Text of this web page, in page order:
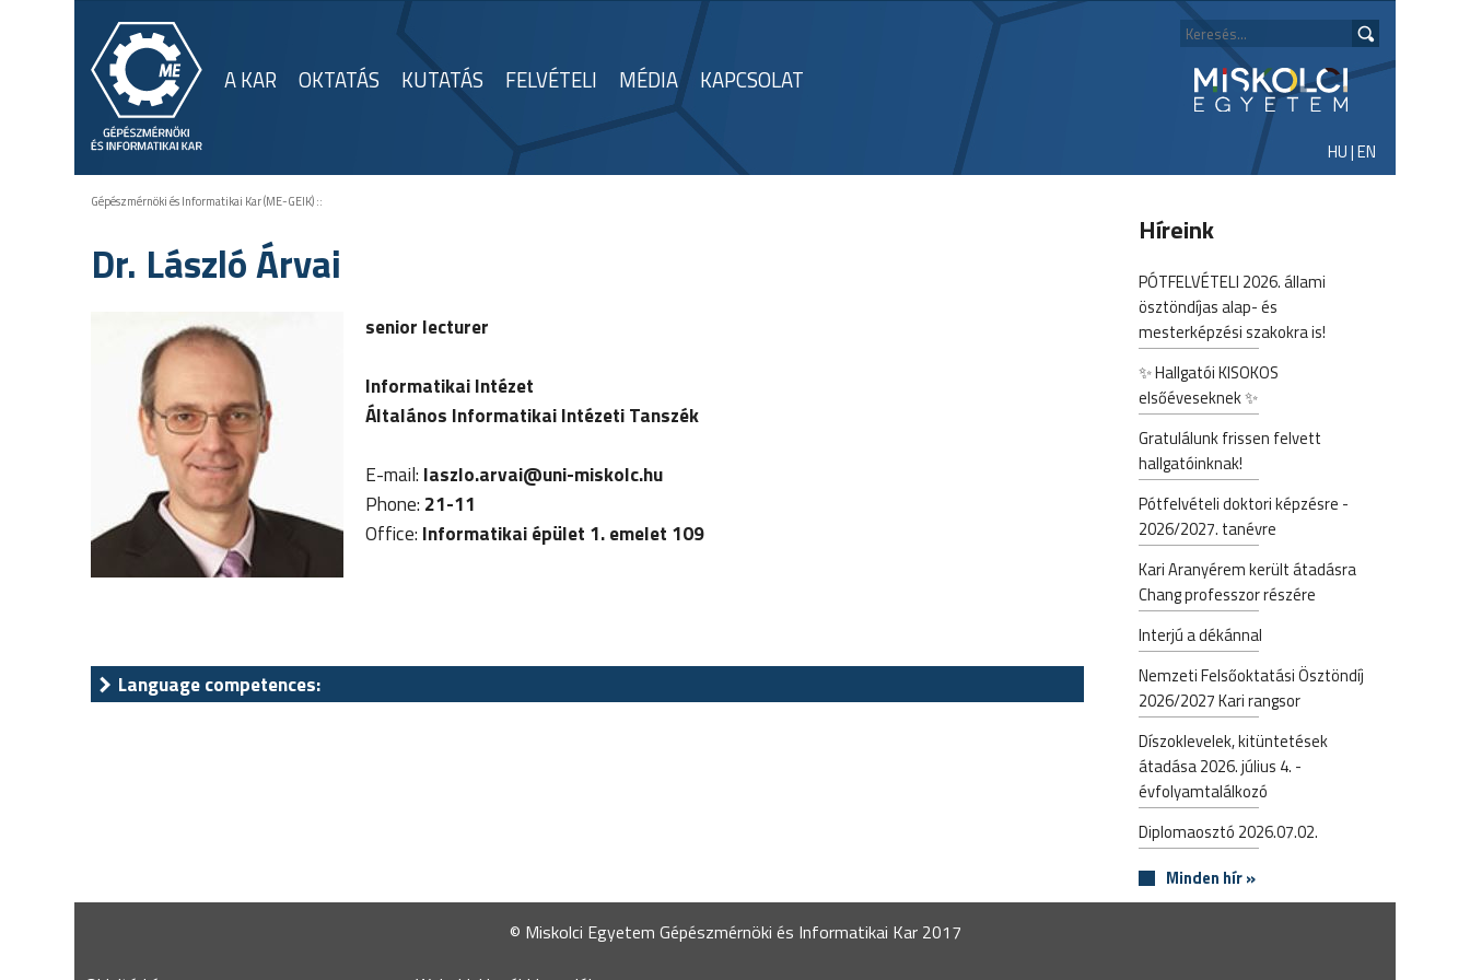
A KAR OKTATÁS KUTATÁS FELVÉTELI MÉDIA KAPCSOLAT
HU|EN
Gépészmérnöki és Informatikai Kar (ME-GEIK)::
Dr. László Árvai
senior lecturer
Informatikai Intézet
Általános Informatikai Intézeti Tanszék
E-mail: laszlo.arvai@uni-miskolc.hu
Phone: 21-11
Office: Informatikai épület 1. emelet 109
Language competences:
Híreink
PÓTFELVÉTELI 2026. állami
ösztöndíjas alap- és
mesterképzési szakokra is!
✨ Hallgatói KISOKOS
elsőéveseknek ✨
Gratulálunk frissen felvett
hallgatóinknak!
Pótfelvételi doktori képzésre -
2026/2027. tanévre
Kari Aranyérem került átadásra
Chang professzor részére
Interjú a dékánnal
Nemzeti Felsőoktatási Ösztöndíj
2026/2027 Kari rangsor
Díszoklevelek, kitüntetések
átadása 2026. július 4. -
évfolyamtalálkozó
Diplomaosztó 2026.07.02.
Minden hír »
© Miskolci Egyetem Gépészmérnöki és Informatikai Kar 2017